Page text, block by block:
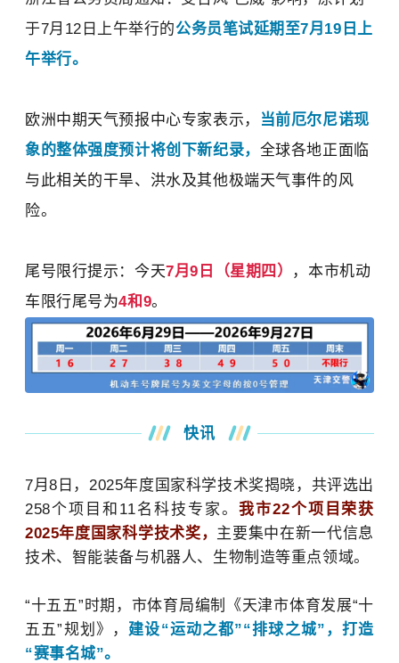
于7月12日上午举行的公务员笔试延期 至7月19日上
午举行。
欧洲中期天气预报中心专家表示，
当前厄尔尼诺现
象的整体强度预计将创下新纪录， 全球各地正面临
与此相关的干旱、洪水及其他极端天气事件的风
险。
尾号限行提示：今天7月9日（星期四）
，本市机动
车限行尾号为4和9。
快讯
开街，9月3日上
午， 纪念中国人
民抗日战争暨世
界反法西斯战争
在北京天安门广
场隆重举行，
7月8日，2025年度国家科学技术奖揭晓，共评选出
258个项目和11名科技专家。我市22个项目荣获
2025年度国家科学技术奖， 主要集中在新一代信息
技术、智能装备与机器人、生物制造等重点领域。
“十五五”时期，市体育局编制《天津市体育发展“十
五五”规划》， 建设“运动之都”“排球之城”，打造
“赛事名城”。